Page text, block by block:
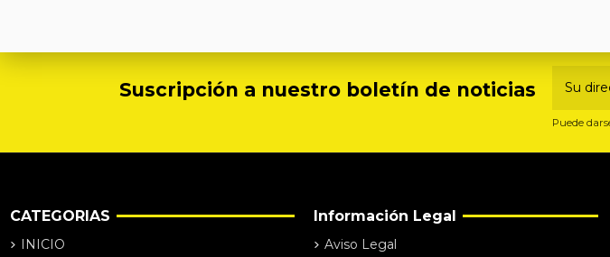
Suscripción a nuestro boletín de noticias
Puede
CATEGORIAS
INICIO
Información Legal
Aviso Legal